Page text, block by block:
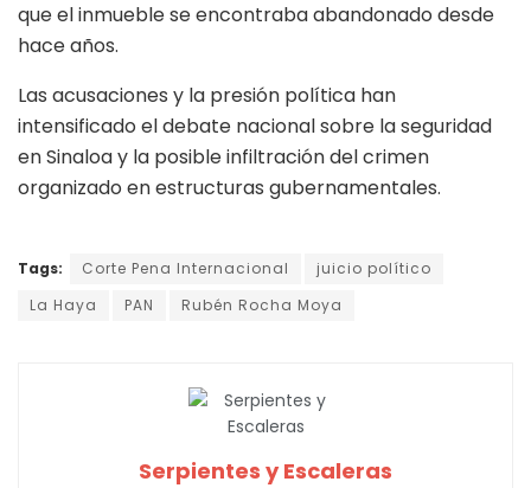
que el inmueble se encontraba abandonado desde
hace años.
Las acusaciones y la presión política han
intensificado el debate nacional sobre la seguridad
en Sinaloa y la posible infiltración del crimen
organizado en estructuras gubernamentales.
Tags: Corte Pena Internacional
juicio político
La Haya
PAN Rubén Rocha Moya
Serpientes y Escaleras